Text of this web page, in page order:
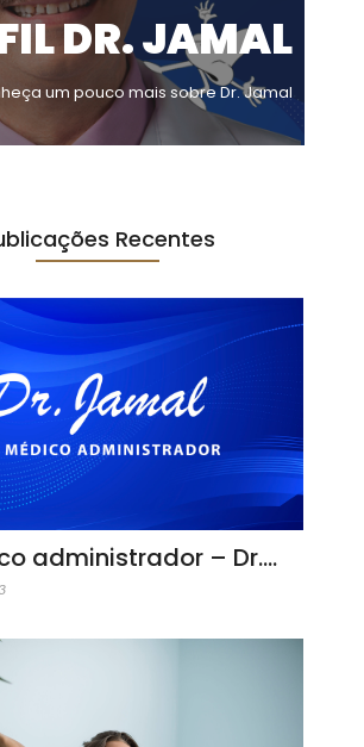
DR. JAMAL
um pouco mais sobre Dr. Jamal
Recentes
administrador – Dr.…